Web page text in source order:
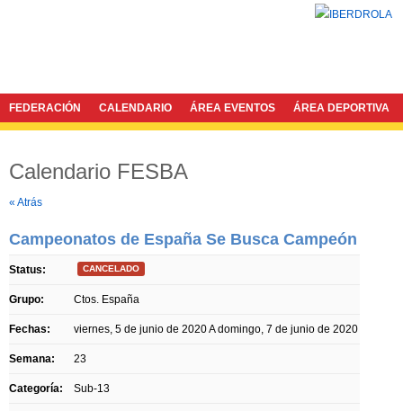
FEDERACIÓN CALENDARIO ÁREA EVENTOS ÁREA DEPORTIVA
Calendario FESBA
« Atrás
Campeonatos de España Se Busca Campeón
Status: CANCELADO
Grupo: Ctos. España
Fechas: viernes, 5 de junio de 2020Adomingo, 7 de junio de 2020
Semana: 23
Categoría: Sub-13